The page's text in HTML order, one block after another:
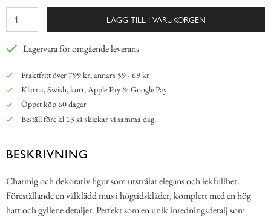
LÄGG TILL I VARUKORGEN
Lagervara för omgående leverans
Fraktfritt över 799 kr, annars 59 - 69 kr
Klarna, Swish, kort, Apple Pay & Google Pay
Öppet köp 60 dagar
Beställ före kl 13 så skickar vi samma dag.
BESKRIVNING
Charmig och dekorativ figur som utstrålar elegans och lekfullhet.
Föreställande en välklädd mus i högtidskläder, komplett med en hög
hatt och gyllene detaljer. Perfekt som en unik inredningsdetalj som